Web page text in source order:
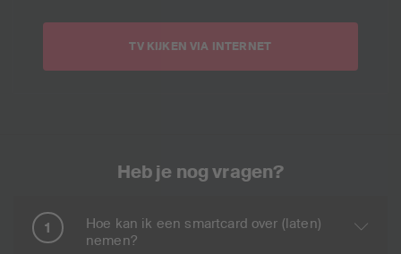
TV KIJKEN VIA INTERNET
Heb je nog vragen?
Hoe kan ik een smartcard over (laten)
nemen?